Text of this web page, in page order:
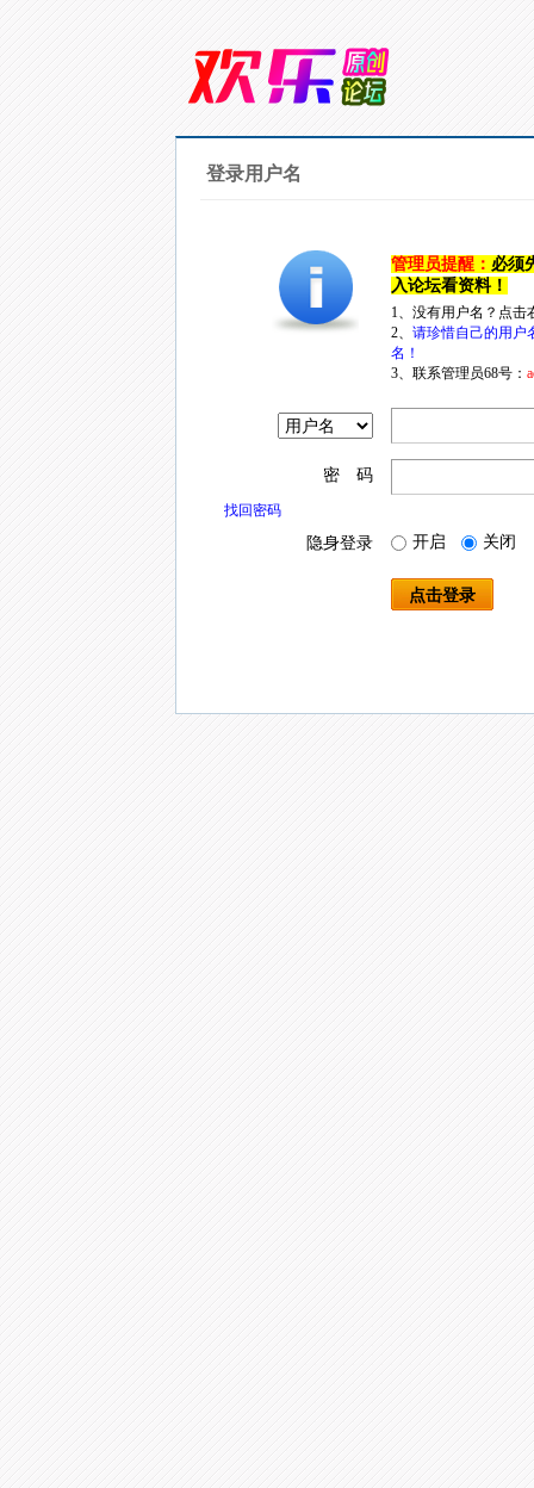
登录用户名
管理员提醒： 必须
入论坛看资料！
1、没有用户名？点
2、 请珍惜自己的用户
名！
3、联系管理员68号：
密 码
找回密码
隐身登录 开启 关闭
点击登录